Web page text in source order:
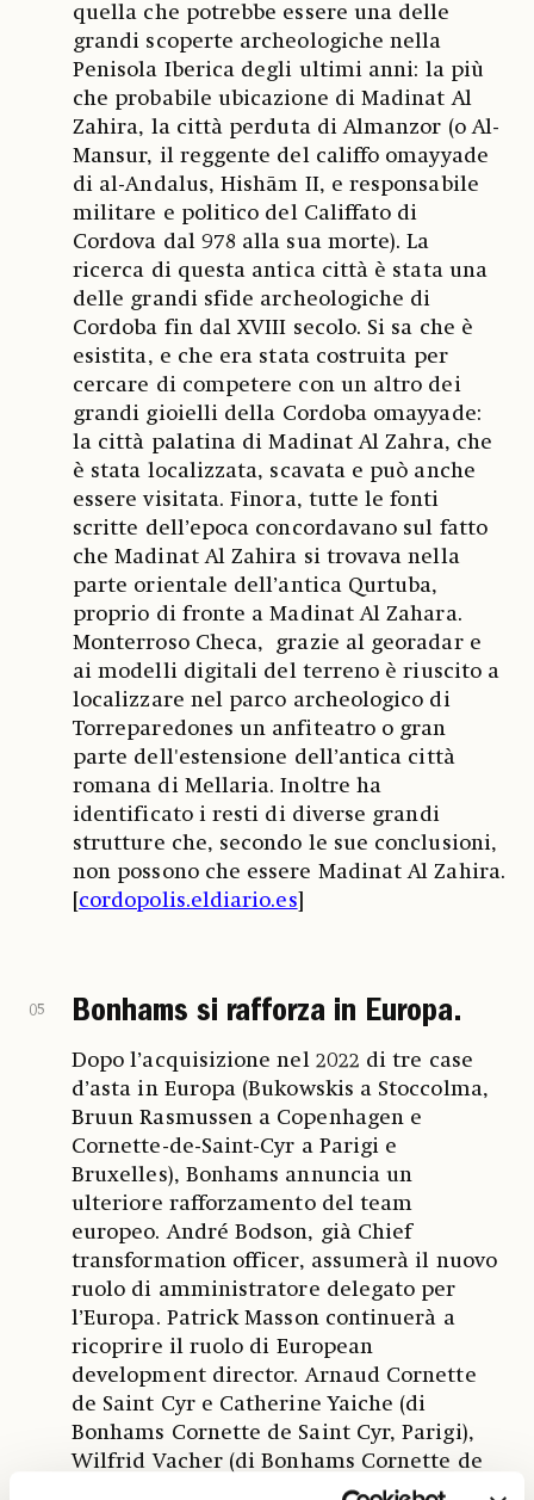
quella che potrebbe essere una delle
grandi scoperte archeologiche nella
Penisola Iberica degli ultimi anni: la più
che probabile ubicazione di Madinat Al
Zahira, la città perduta di Almanzor (o Al-
Mansur, il reggente del califfo omayyade
di al-Andalus, Hishām II, e responsabile
militare e politico del Califfato di
Cordova dal 978 alla sua morte). La
ricerca di questa antica città è stata una
delle grandi sfide archeologiche di
Cordoba fin dal XVIII secolo. Si sa che è
esistita, e che era stata costruita per
cercare di competere con un altro dei
grandi gioielli della Cordoba omayyade:
la città palatina di Madinat Al Zahra, che
è stata localizzata, scavata e può anche
essere visitata. Finora, tutte le fonti
scritte dell’epoca concordavano sul fatto
che Madinat Al Zahira si trovava nella
parte orientale dell’antica Qurtuba,
proprio di fronte a Madinat Al Zahara.
Monterroso Checa, grazie al georadar e
ai modelli digitali del terreno è riuscito a
localizzare nel parco archeologico di
Torreparedones un anfiteatro o gran
parte dell'estensione dell’antica città
romana di Mellaria. Inoltre ha
identificato i resti di diverse grandi
strutture che, secondo le sue conclusioni,
non possono che essere Madinat Al Zahira.
cordopolis.eldiario.es
05 Bonhams si rafforza in Europa.
Dopo l’acquisizione nel 2022 di tre case
d’asta in Europa (Bukowskis a Stoccolma,
Bruun Rasmussen a Copenhagen e
Cornette-de-Saint-Cyr a Parigi e
Bruxelles), Bonhams annuncia un
ulteriore rafforzamento del team
europeo. André Bodson, già Chief
transformation officer, assumerà il nuovo
ruolo di amministratore delegato per
l’Europa. Patrick Masson continuerà a
ricoprire il ruolo di European
development director. Arnaud Cornette
de Saint Cyr e Catherine Yaiche (di
Bonhams Cornette de Saint Cyr, Parigi),
Wilfrid Vacher (di Bonhams Cornette de
Saint Cyr, Bruxelles), Louise Arén (di